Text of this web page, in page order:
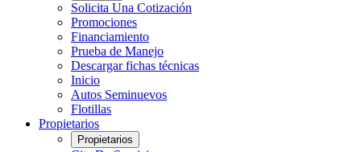
Solicita Una Cotización
Promociones
Financiamiento
Prueba de Manejo
Descargar fichas técnicas
Inicio
Autos Seminuevos
Flotillas
Propietarios
Propietarios